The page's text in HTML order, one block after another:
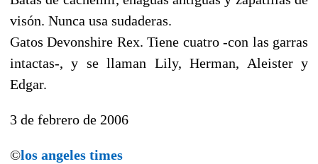
visón. Nunca usa sudaderas.
Gatos Devonshire Rex. Tiene cuatro -con las garras
intactas-, y se llaman Lily, Herman, Aleister y
Edgar.
3 de febrero de 2006
©los angeles times